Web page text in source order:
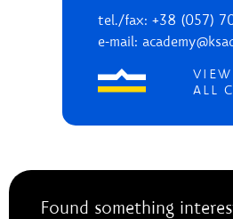
tel./fax: +38 (057)
e-mail:
VIEW
ALL
Found something